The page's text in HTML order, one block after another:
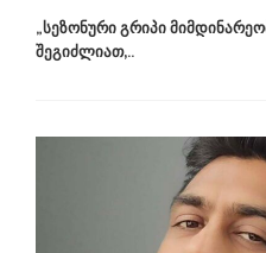
„სეზონური გრიპი
შეგიძლიათ,..